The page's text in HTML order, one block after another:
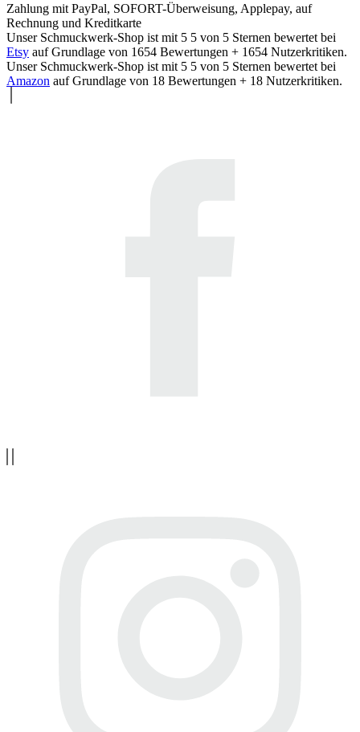
Zahlung mit PayPal, SOFORT-Überweisung, Applepay, auf
Rechnung und Kreditkarte
Unser Schmuckwerk-Shop ist mit 5 5 von 5 Sternen bewertet bei
Etsy auf Grundlage von 1654 Bewertungen + 1654 Nutzerkritiken.
Unser Schmuckwerk-Shop ist mit 5 5 von 5 Sternen bewertet bei
Amazon auf Grundlage von 18 Bewertungen + 18 Nutzerkritiken.